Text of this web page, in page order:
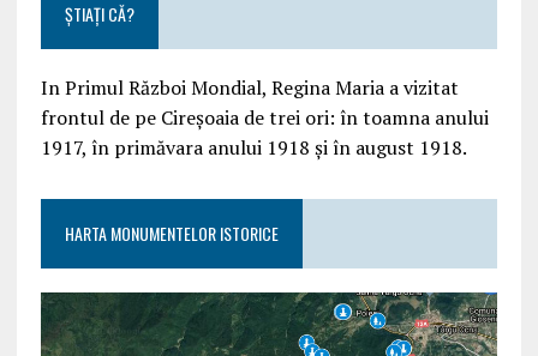
ȘTIAȚI CĂ?
In Primul Război Mondial, Regina Maria a vizitat
frontul de pe Cireșoaia de trei ori: în toamna anului
1917, în primăvara anului 1918 și în august 1918.
HARTA MONUMENTELOR ISTORICE